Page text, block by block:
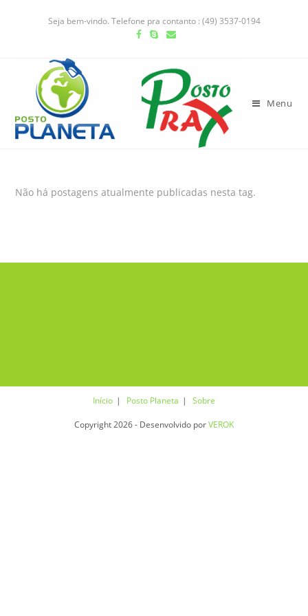
Seja bem-vindo. Telefone pra contanto : (49) 3537-0194
Menu
Não há postagens atualmente publicadas nesta tag.
Início Posto Planeta Sobre
Copyright 2026 - Desenvolvido porVEROK